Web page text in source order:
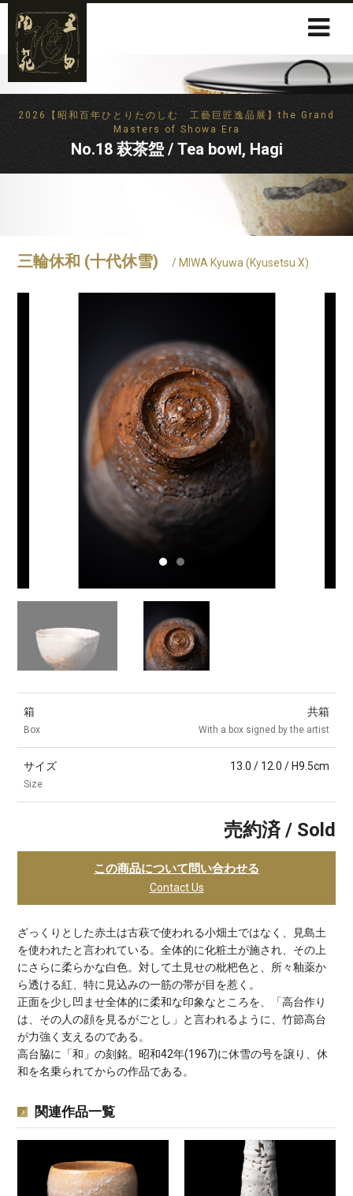
2026【昭和百年ひとりたのしむ 工藝巨匠逸品展】the Grand
Masters of Showa Era
No.18 萩茶盌 / Tea bowl, Hagi
三輪休和 (十代休雪) / MIWA Kyuwa (Kyusetsu X)
箱
Box
共箱
With a box signed by the artist
サイズ
Size
13.0 / 12.0 / H9.5cm
売約済 / Sold
この商品について問い合わせる
Contact Us
ざっくりとした赤土は古萩で使われる小畑土ではなく、見島土
を使われたと言われている。全体的に化粧土が施され、その上
にさらに柔らかな白色。対して土見せの枇杷色と、所々釉薬か
ら透ける紅、特に見込みの一筋の帯が目を惹く。
正面を少し凹ませ全体的に柔和な印象なところを、「高台作り
は、その人の顔を見るがごとし」と言われるように、竹節高台
が力強く支えるのである。
高台脇に「和」の刻銘。昭和42年(1967)に休雪の号を譲り、休
和を名乗られてからの作品である。
関連作品一覧